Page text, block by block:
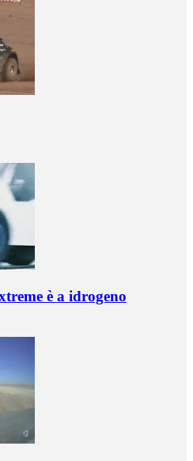
è a idrogeno